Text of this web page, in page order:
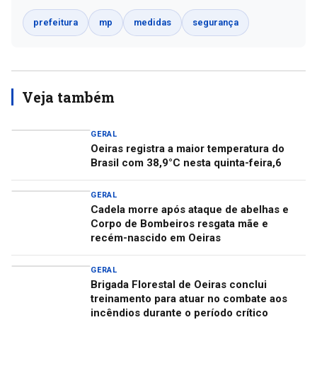
prefeitura mp medidas segurança
Veja também
GERAL
Oeiras registra a maior temperatura do
Brasil com 38,9°C nesta quinta-feira,6
GERAL
Cadela morre após ataque de abelhas e
Corpo de Bombeiros resgata mãe e
recém-nascido em Oeiras
GERAL
Brigada Florestal de Oeiras conclui
treinamento para atuar no combate aos
incêndios durante o período crítico